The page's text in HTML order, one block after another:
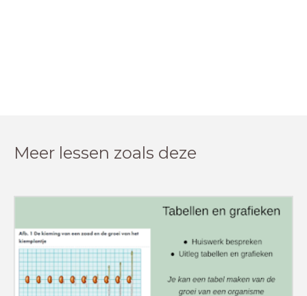
Meer lessen zoals deze